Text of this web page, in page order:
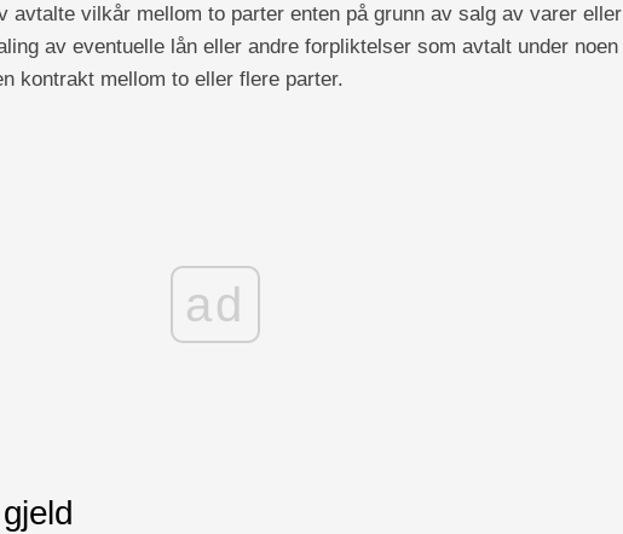
avtalte vilkår mellom to parter enten på grunn av salg av varer eller
av eventuelle lån eller andre forpliktelser som avtalt under noen
kontrakt mellom to eller flere parter.
ad